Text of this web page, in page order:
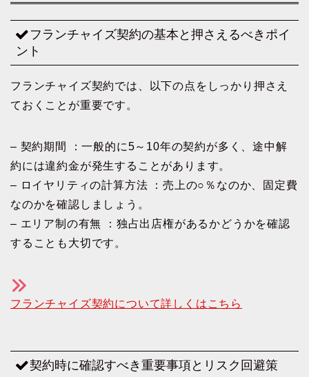
フランチャイズ契約の基本と押さえるべきポイ
ント
フランチャイズ契約では、以下の点をしっかり押さえ
ておくことが重要です。
– 契約期間 ：一般的に5～10年の契約が多く、途中解
約には違約金が発生することがあります。
– ロイヤリティの計算方法 ：売上の○％なのか、固定費
なのかを確認しましょう。
– エリア制の有無 ：独占出店権があるかどうかを確認
することも大切です。
フランチャイズ契約について詳しくはこちら
契約時に確認すべき重要事項とリスク回避策